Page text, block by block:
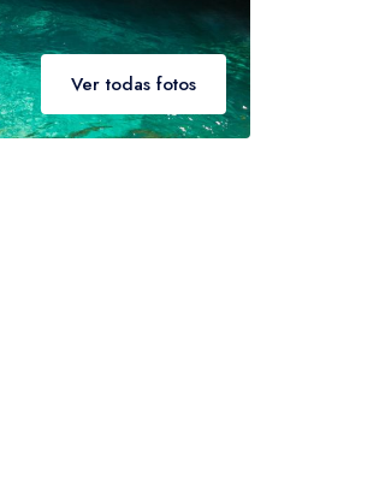
Ver todas fotos
do voucher.
- $
dollar
- $